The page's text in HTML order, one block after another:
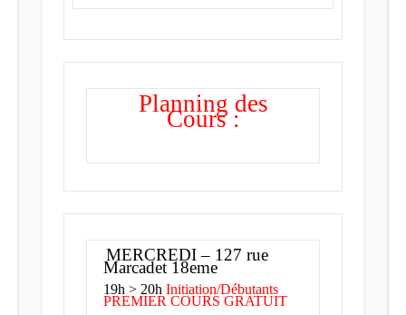
Planning des
Cours :
MERCREDI – 127 rue
Marcadet 18eme
19h > 20h Initiation/Débutants
PREMIER COURS GRATUIT